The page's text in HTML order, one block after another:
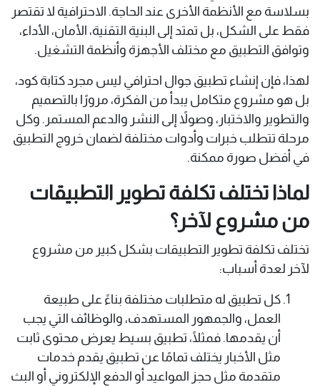
بسلاسة مع الأنظمة الأخرى عند الحاجة. الاحترافية لا تقتصر
فقط على الشكل، بل تمتد إلى البنية التقنية، الأمان، الأداء،
وتوافق التطبيق مع مختلف الأجهزة وأنظمة التشغيل.
لهذا، فإن إنشاء تطبيق جوال احترافي ليس مجرد كتابة كود،
بل هو مشروع متكامل يبدأ من الفكرة، مرورًا بالتصميم
والتطوير والاختبار، وصولاً إلى النشر والدعم المستمر. وكل
مرحلة تتطلب خبرات وأدوات مختلفة لضمان خروج التطبيق
في أفضل صورة ممكنة.
لماذا تختلف تكلفة تطوير التطبيقات
من مشروع لآخر؟
تختلف تكلفة تطوير التطبيقات بشكل كبير من مشروع
لآخر لعدة أسباب:
كل تطبيق له متطلبات مختلفة بناءً على طبيعة
العمل، والجمهور المستهدف، والوظائف التي يجب
أن يقدمها. فمثلًا، تطبيق بسيط يعرض محتوى ثابت
مثل الأخبار يختلف تمامًا عن تطبيق يقدم خدمات
متقدمة مثل حجز المواعيد أو الدفع الإلكتروني أو البث